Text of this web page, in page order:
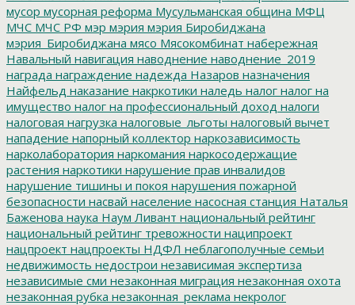
мусор мусорная реформа Мусульманская община МФЦ
МЧС МЧС РФ мэр мэрия мэрия Биробиджана
мэрия_Биробиджана мясо Мясокомбинат набережная
Навальный навигация наводнение наводнение_2019
награда награждение надежда Назаров назначения
Найфельд наказание накркотики наледь налог налог на
имущество налог на профессиональный доход налоги
налоговая нагрузка налоговые_льготы налоговый вычет
нападение напорный коллектор наркозависимость
нарколаборатория наркомания наркосодержащие
растения наркотики нарушение прав инвалидов
нарушение тишины и покоя нарушения пожарной
безопасности насвай население насосная станция Наталья
Баженова наука Наум Ливант национальный рейтинг
национальный рейтинг тревожности наципроект
нацпроект нацпроекты НДФЛ неблагополучные семьи
недвижимость недострои независимая экспертиза
независимые сми незаконная миграция незаконная охота
незаконная рубка незаконная_реклама некролог